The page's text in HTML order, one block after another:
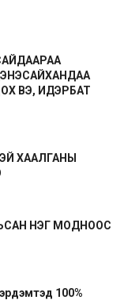
ВЭ, ИДЭРБАТ
ХААЛГАНЫ
НЭГ МОДНООС
100%